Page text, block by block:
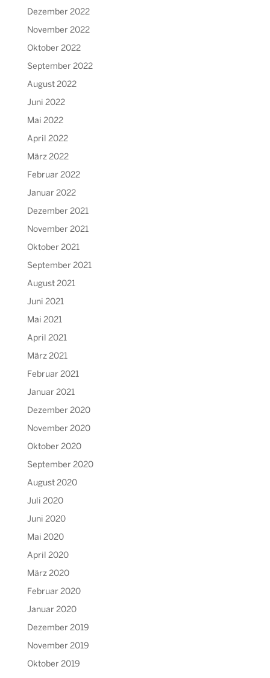
Dezember 2022
November 2022
Oktober 2022
September 2022
August 2022
Juni 2022
Mai 2022
April 2022
März 2022
Februar 2022
Januar 2022
Dezember 2021
November 2021
Oktober 2021
September 2021
August 2021
Juni 2021
Mai 2021
April 2021
März 2021
Februar 2021
Januar 2021
Dezember 2020
November 2020
Oktober 2020
September 2020
August 2020
Juli 2020
Juni 2020
Mai 2020
April 2020
März 2020
Februar 2020
Januar 2020
Dezember 2019
November 2019
Oktober 2019